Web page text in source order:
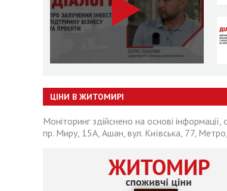
ЦІНИ В ЖИТОМИРІ
Моніторинг здійснено на основі
пр. Миру, 15А, Ашан, вул. Київська, 77,